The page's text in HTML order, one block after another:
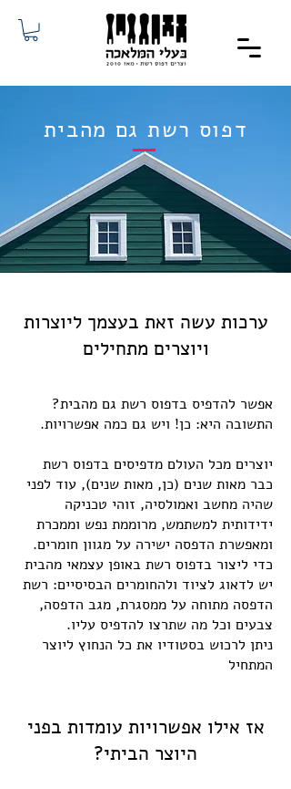
דפוס רשת גם מהבית
ערכות עשה זאת בעצמך ליוצרות
ויוצרים מתחילים
אפשר להדפיס בדפוס רשת גם מהבית?
התשובה היא: כן! ויש גם כמה אפשרויות.
יוצרים מכל העולם מדפיסים בדפוס רשת
כבר מאות שנים (כן, מאות שנים), עוד לפני
שהיה מחשב ואמולסיה, זוהי טכניקה
ידידותית למשתמש, מרוממת נפש וממכרת
ומאפשרת הדפסה ישירה על מגוון חומרים.
כדי ליצור בדפוס רשת באופן עצמאי מהבית
יש לדאוג לציוד ולהחומרים הבסיסיים: רשת
הדפסה מתוחה על ממסגרת, מגב הדפסה,
צבעים וכל מה שתרצו להדפיס עליו.
ניתן לרכוש בסטודיו את כל הנחוץ ליוצר
המתחיל
אז אילו אפשרויות עומדות בפני
היוצר הביתי?